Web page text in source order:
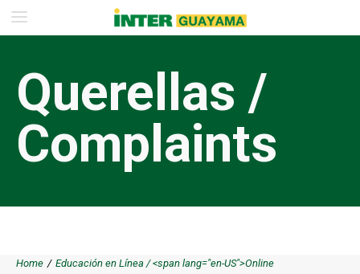
Querellas /
Complaints
Home / Educación en Línea / <span lang="en-US">Online